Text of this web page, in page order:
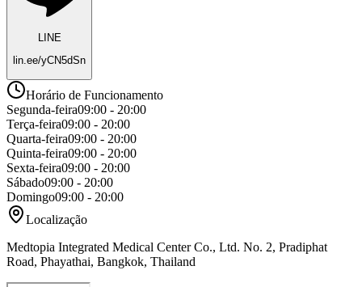
LINE
lin.ee/yCN5dSn
Horário de Funcionamento
Segunda-feira09:00 - 20:00
Terça-feira09:00 - 20:00
Quarta-feira09:00 - 20:00
Quinta-feira09:00 - 20:00
Sexta-feira09:00 - 20:00
Sábado09:00 - 20:00
Domingo09:00 - 20:00
Localização
Medtopia Integrated Medical Center Co., Ltd. No. 2, Pradiphat
Road, Phayathai, Bangkok, Thailand